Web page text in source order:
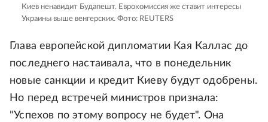
Киев ненавидит Будапешт. Еврокомиссия же ставит интересы
Украины выше венгерских. Фото: REUTERS
Глава европейской дипломатии Кая Каллас до
последнего настаивала, что в понедельник
новые санкции и кредит Киеву будут одобрены.
Но перед встречей министров признала:
"Успехов по этому вопросу не будет". Она